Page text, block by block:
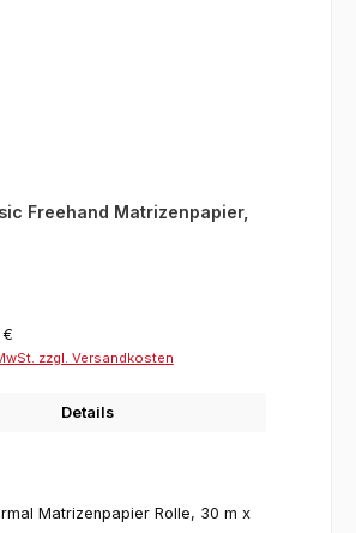
Freehand Matrizenpapier,
€
zzgl. Versandkosten
Details